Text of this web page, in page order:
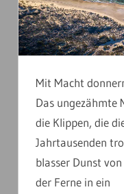
Mit Macht
Das ungezähmte
die Klippen, die
Jahrtausenden
blasser Dunst
der Ferne in ein